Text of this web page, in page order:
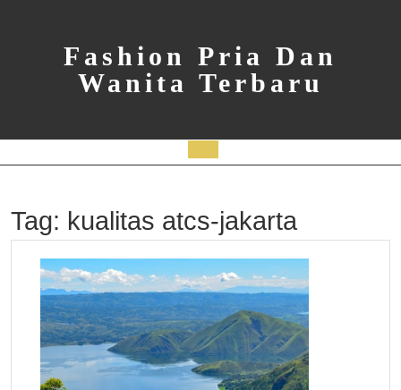
Fashion Pria Dan
Wanita Terbaru
Button
Tag: kualitas atcs-jakarta